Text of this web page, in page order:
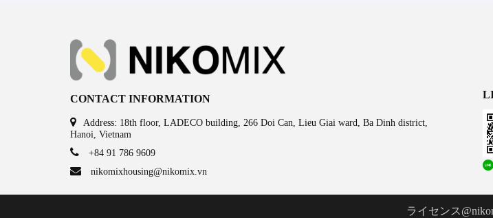
CONTACT INFORMATION
Address: 18th floor, LADECO building, 266 Doi Can, Lieu Giai ward, Ba Dinh district,
Hanoi, Vietnam
+84 91 786 9609
nikomixhousing@nikomix.vn
ライセンス